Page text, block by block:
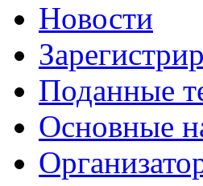
Новости
Поданные
Основные